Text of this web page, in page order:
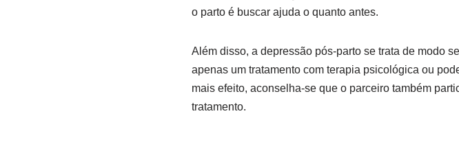
o parto é buscar ajuda o quanto antes.
Além disso, a depressão pós-parto se trata de modo
apenas um tratamento com terapia psicológica ou
mais efeito, aconselha-se que o parceiro também
tratamento.